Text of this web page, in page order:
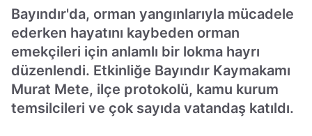
Bayındır'da, orman yangınlarıyla mücadele
ederken hayatını kaybeden orman
emekçileri için anlamlı bir lokma hayrı
düzenlendi. Etkinliğe Bayındır Kaymakamı
Murat Mete, ilçe protokolü, kamu kurum
temsilcileri ve çok sayıda vatandaş katıldı.